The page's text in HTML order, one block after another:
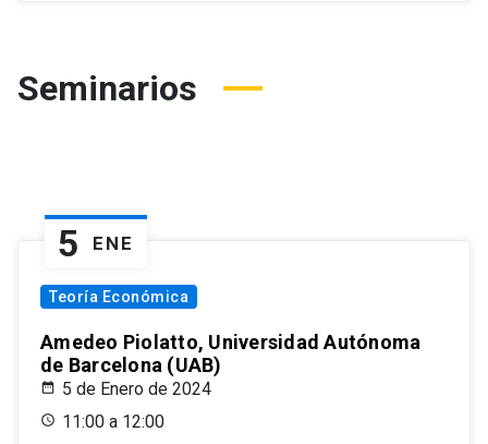
Seminarios
5 ENE
Teoría Económica
Amedeo Piolatto, Universidad Autónoma
de Barcelona (UAB)
5 de Enero de 2024
11:00 a 12:00